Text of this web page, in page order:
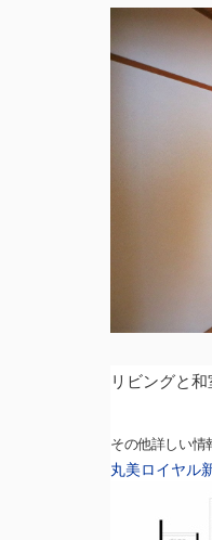
リビングと
その他詳しい情
丸美ロイヤル